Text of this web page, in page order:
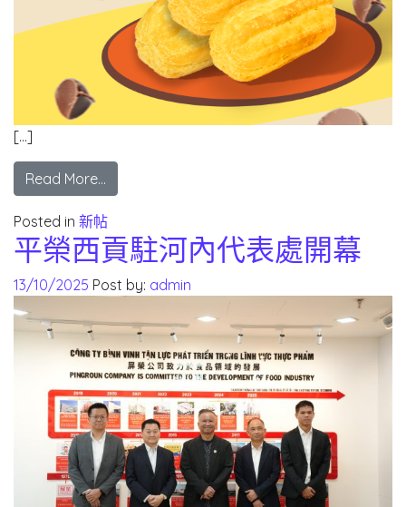
[…]
Read More…
Posted in 新帖
平榮西貢駐河內代表處開幕
13/10/2025 Post by: admin